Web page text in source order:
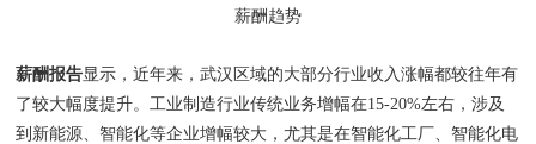
薪酬趋势
薪酬报告显示，近年来，武汉区域的大部分行业收入涨幅都较往年有
了较大幅度提升。工业制造行业传统业务增幅在15-20%左右，涉及
到新能源、智能化等企业增幅较大，尤其是在智能化工厂、智能化电